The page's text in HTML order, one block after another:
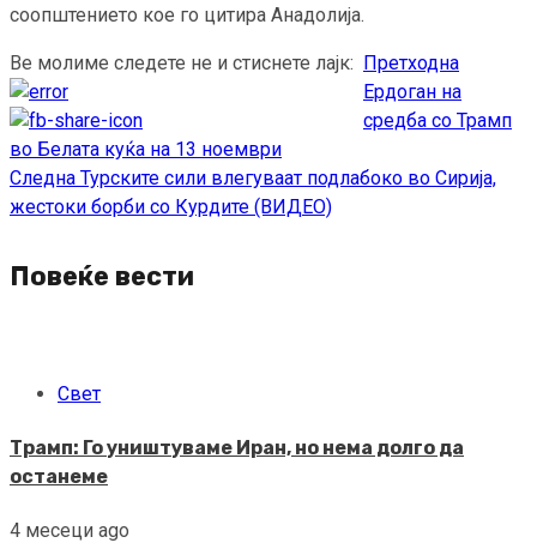
соопштението кое го цитира Анадолија.
Ве молиме следете не и стиснете лајк:
Continue
Reading
Претходна
Ердоган на
средба со Трамп
во Белата куќа на 13 ноември
Следна Турските сили влегуваат подлабоко во Сирија,
жестоки борби со Курдите (ВИДЕО)
Повеќе вести
Свет
Трамп: Го уништуваме Иран, но нема долго да
останеме
4 месеци ago